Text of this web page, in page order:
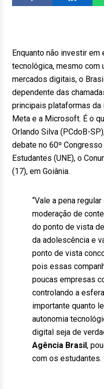
Enquanto não investir
tecnológica, mesmo com
mercados digitais, o
dependente das
principais plataformas da
Meta e a Microsoft. É o
Orlando Silva (PCdoB-
debate no 60º
Estudantes (UNE), o
(17), em Goiânia.
“Vale a pena
moderação de
do ponto de vista
da adolescência e
ponto de vista
pois essas
poucas empresas
controlando a
importante quanto
autonomia
digital seja de
Agência Brasil,
com os estudantes.